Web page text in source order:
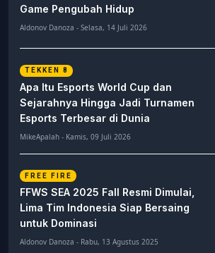
Game Pengubah Hidup
Aldonov Danoza - Selasa, 14 Juli 2026
TEKKEN 8
Apa Itu Esports World Cup dan
Sejarahnya Hingga Jadi Turnamen
Esports Terbesar di Dunia
MikeApalah - Kamis, 09 Juli 2026
FREE FIRE
FFWS SEA 2025 Fall Resmi Dimulai,
Lima Tim Indonesia Siap Bersaing
untuk Dominasi
Aldonov Danoza - Rabu, 13 Agustus 2025